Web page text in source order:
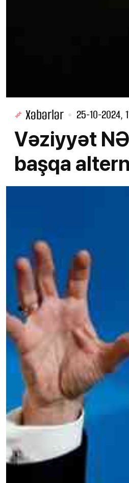
Xəbərlər 25-10-2024,
Vəziyyət
başqa